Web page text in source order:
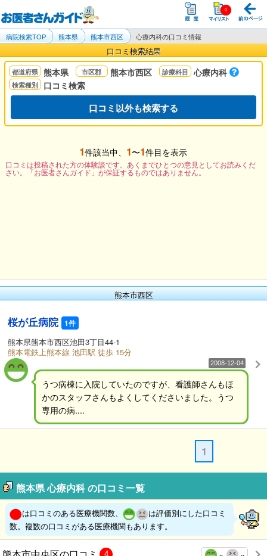
病院検索TOP 熊本県 熊本市西区 心療内科の口コミ情報
口コミ検索結果
熊本県 熊本市西区
心療内科
口コミ検索
口コミ以外も検索する
1件該当中、 1〜1件目を表示
口コミは投稿された方の体験談です。あくまでひとつの意見としてお読みくだ
さい。「お医者さんガイド」が保証するものではありません。
熊本市西区
桜が丘病院 1件
熊本県熊本市西区池田3丁目44-1
熊本電鉄上熊本線 池田駅 徒歩 15分
2008-12-04
うつ病棟に入院していたのですが、看護師さんもほ
かのスタッフさんもよくしてくださいました。うつ
専用の病....
1
熊本県 心療内科 の口コミ一覧
は口コミのある医療機関数、
は評価別にした口コミ
数。複数の口コミがある医療機関もあります。
4